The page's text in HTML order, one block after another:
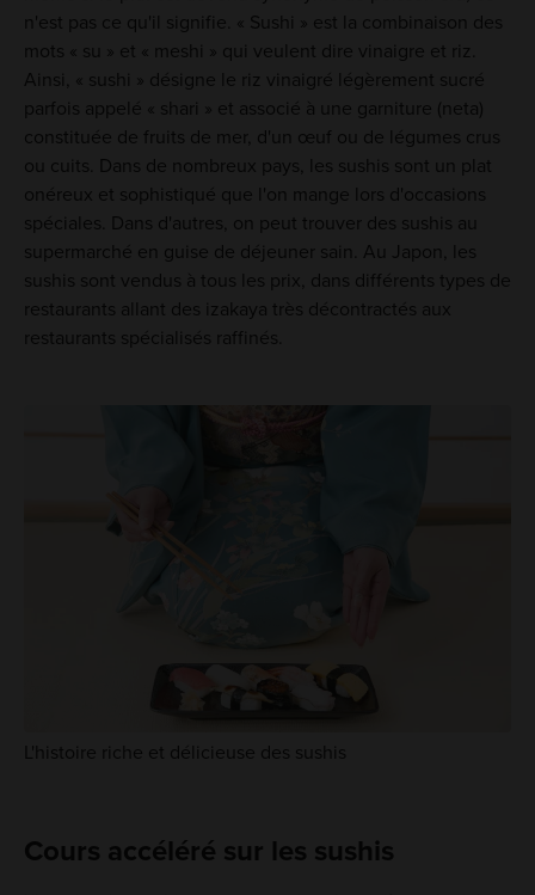
n'est pas ce qu'il signifie. « Sushi » est la combinaison des
mots « su » et « meshi » qui veulent dire vinaigre et riz.
Ainsi, « sushi » désigne le riz vinaigré légèrement sucré
parfois appelé « shari » et associé à une garniture (neta)
constituée de fruits de mer, d'un œuf ou de légumes crus
ou cuits. Dans de nombreux pays, les sushis sont un plat
onéreux et sophistiqué que l'on mange lors d'occasions
spéciales. Dans d'autres, on peut trouver des sushis au
supermarché en guise de déjeuner sain. Au Japon, les
sushis sont vendus à tous les prix, dans différents types de
restaurants allant des izakaya très décontractés aux
restaurants spécialisés raffinés.
L'histoire riche et délicieuse des sushis
Cours accéléré sur les sushis